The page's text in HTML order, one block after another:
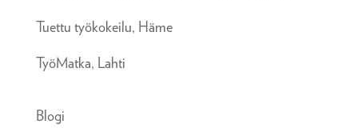
Tuettu työkokeilu, Häme
TyöMatka, Lahti
Blogi